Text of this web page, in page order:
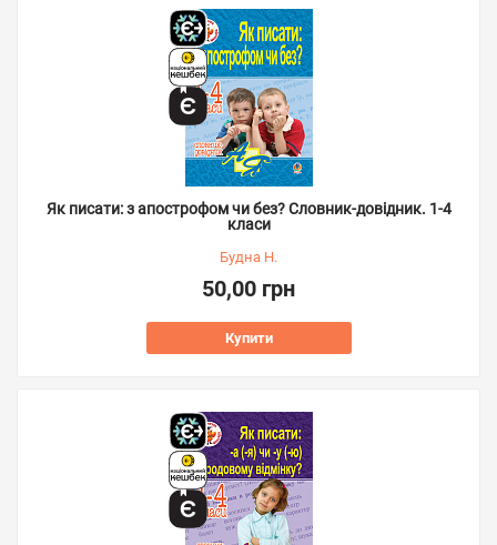
Як писати: з апострофом чи без? Словник-довідник. 1-4
класи
Будна Н.
50,00 грн
Купити